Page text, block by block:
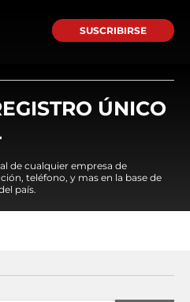
SUSCRIBIRSE
ÚNICO
de cualquier empresa de
teléfono, y mas en la base de
país.